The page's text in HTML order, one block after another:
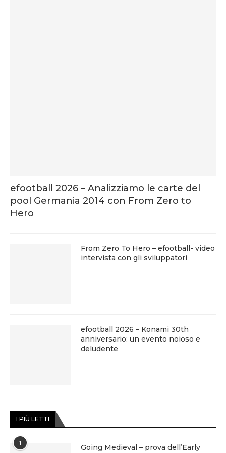
efootball 2026 – Analizziamo le carte del
pool Germania 2014 con From Zero to
Hero
From Zero To Hero – efootball- video
intervista con gli sviluppatori
efootball 2026 – Konami 30th
anniversario: un evento noioso e
deludente
I PIÙ LETTI
1
Going Medieval – prova dell’Early